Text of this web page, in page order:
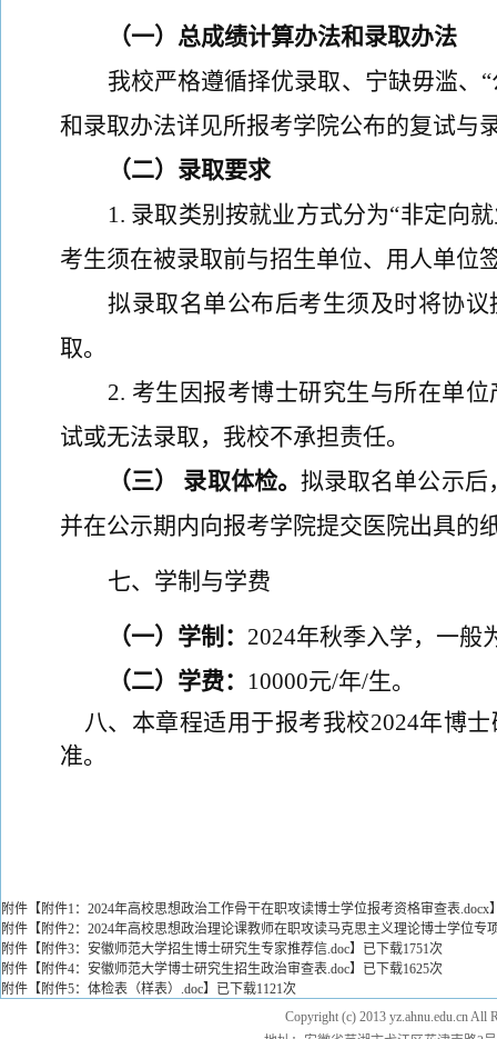
（一） 总成绩计算办法和录取办法
我校严格遵循择优录取、宁缺毋滥、
和录取办法详见所报考学院公布的复试与
（二） 录取要求
1. 录取类别按就业方式分为“非定向
考生须在被录取前与招生单位、用人单位
拟录取名单公布后考生须及时将协议
取。
2. 考生因报考博士研究生与所在单
试或无法录取，我校不承担责任。
（三） 录取体检。 拟录取名单公示后
并在公示期内向报考学院提交医院出具的
七、学制 与学费
（一）学制 ： 2024年秋季入学，一般
（二）学费： 10000元/年/生。
八、本章程适用于报考我校2024年博士
准。
附件【 附件1：2024年高校思想政治工作骨干在职攻读博士学位报考资格审查表.docx
附件【 附件2：2024年高校思想政治理论课教师在职攻读马克思主义理论博士学位专
附件【 附件3：安徽师范大学招生博士研究生专家推荐信.doc】已下载1751次
附件【 附件4：安徽师范大学博士研究生招生政治审查表.doc】已下载1625次
附件【 附件5：体检表（样表）.doc】已下载1121次
Copyright (c) 2013 yz.ahnu.edu.cn